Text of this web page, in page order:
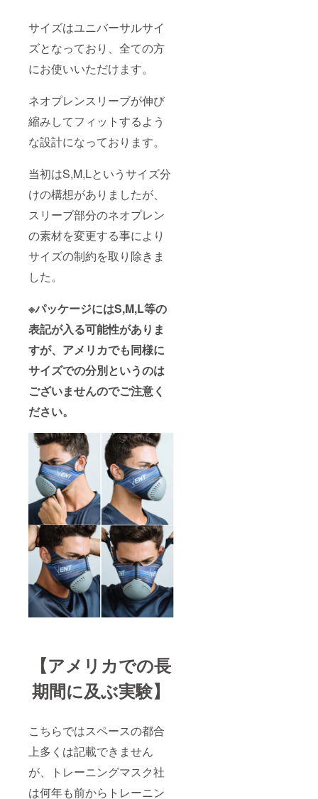
サイズはユニバーサルサイ
ズとなっており、全ての方
にお使いいただけます。
ネオプレンスリーブが伸び
縮みしてフィットするよう
な設計になっております。
当初はS,M,Lというサイズ分
けの構想がありましたが、
スリーブ部分のネオプレン
の素材を変更する事により
サイズの制約を取り除きま
した。
※パッケージにはS,M,L等の
表記が入る可能性がありま
すが、アメリカでも同様に
サイズでの分別というのは
ございませんのでご注意く
ださい。
【アメリカでの長
期間に及ぶ実験】
こちらではスペースの都合
上多くは記載できません
が、トレーニングマスク社
は何年も前からトレーニン